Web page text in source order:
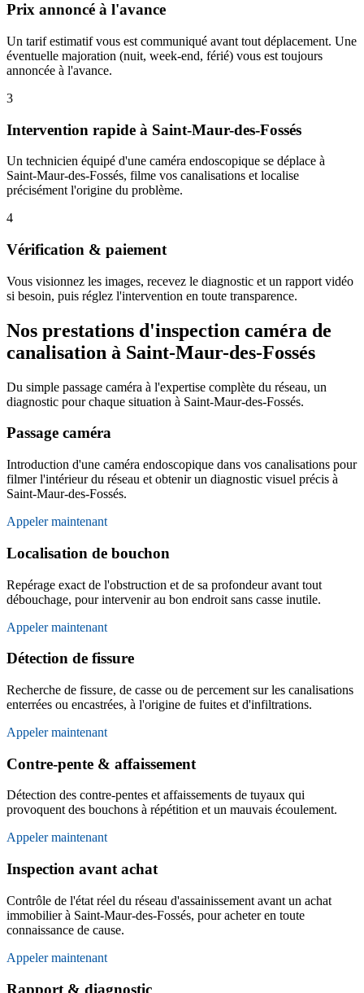
Prix annoncé à l'avance
Un tarif estimatif vous est communiqué avant tout déplacement. Une
éventuelle majoration (nuit, week-end, férié) vous est toujours
annoncée à l'avance.
3
Intervention rapide à Saint-Maur-des-Fossés
Un technicien équipé d'une caméra endoscopique se déplace à
Saint-Maur-des-Fossés, filme vos canalisations et localise
précisément l'origine du problème.
4
Vérification & paiement
Vous visionnez les images, recevez le diagnostic et un rapport vidéo
si besoin, puis réglez l'intervention en toute transparence.
Nos prestations d'inspection caméra de
canalisation à Saint-Maur-des-Fossés
Du simple passage caméra à l'expertise complète du réseau, un
diagnostic pour chaque situation à Saint-Maur-des-Fossés.
Passage caméra
Introduction d'une caméra endoscopique dans vos canalisations pour
filmer l'intérieur du réseau et obtenir un diagnostic visuel précis à
Saint-Maur-des-Fossés.
Appeler maintenant
Localisation de bouchon
Repérage exact de l'obstruction et de sa profondeur avant tout
débouchage, pour intervenir au bon endroit sans casse inutile.
Appeler maintenant
Détection de fissure
Recherche de fissure, de casse ou de percement sur les canalisations
enterrées ou encastrées, à l'origine de fuites et d'infiltrations.
Appeler maintenant
Contre-pente & affaissement
Détection des contre-pentes et affaissements de tuyaux qui
provoquent des bouchons à répétition et un mauvais écoulement.
Appeler maintenant
Inspection avant achat
Contrôle de l'état réel du réseau d'assainissement avant un achat
immobilier à Saint-Maur-des-Fossés, pour acheter en toute
connaissance de cause.
Appeler maintenant
Rapport & diagnostic